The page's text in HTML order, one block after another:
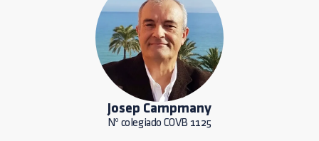
Josep Campmany
Nº colegiado COVB 1125